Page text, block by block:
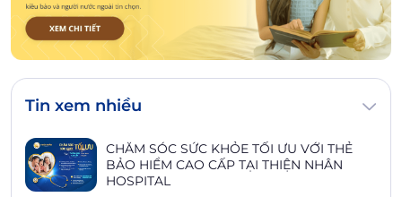
Tin xem nhiều
CHĂM SÓC SỨC KHỎE TỐI ƯU VỚI THẺ
BẢO HIỂM CAO CẤP TẠI THIỆN NHÂN
HOSPITAL